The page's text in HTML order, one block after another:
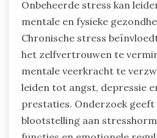
mentale veerkracht bij
koesteren.
Wat zijn de
Onbeheerde stress kan
mentale en fysieke